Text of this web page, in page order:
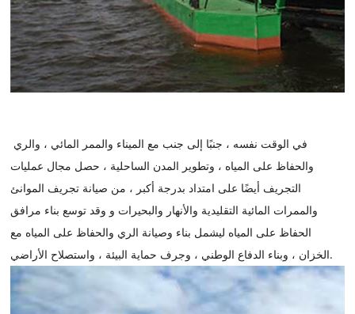
والحفاظ على المياه ، وتطوير المدن الساحلية ، حصل مجال عمليات
التجريف أيضًا على امتداد بدرجة أكبر ، من صيانة تجريف الموانئ
والممرات المائية التقليدية والأنهار والبحيرات و وقد توسع بناء مرافق
الحفاظ على المياه ليشمل بناء وصيانة الري والحفاظ على المياه مع
الخزان ، وبناء الدفاع الوطني ، وجرف حماية البيئة ، واستصلاح الأراضي.